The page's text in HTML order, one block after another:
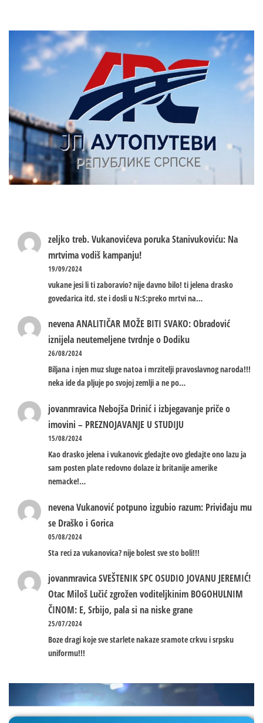
zeljko treb.Vukanovićeva poruka Stanivukoviću: Na
mrtvima vodiš kampanju!
19/09/2024
vukane jesi li ti zaboravio? nije davno bilo! ti jelena drasko
govedarica itd. ste i dosli u N:S:preko mrtvi na…
nevenaANALITIČAR MOŽE BITI SVAKO: Obradović
iznijela neutemeljene tvrdnje o Dodiku
26/08/2024
Biljana i njen muz sluge natoa i mrzitelji pravoslavnog naroda!!!
neka ide da pljuje po svojoj zemlji a ne po…
jovanmravica Nebojša Drinić i izbjegavanje priče o
imovini – PREZNOJAVANJE U STUDIJU
15/08/2024
Kao drasko jelena i vukanovic gledajte ovo gledajte ono lazu ja
sam posten plate redovno dolaze iz britanije amerike
nemacke!…
nevenaVukanović potpuno izgubio razum: Priviđaju mu
se Draško i Gorica
05/08/2024
Sta reci za vukanovica? nije bolest sve sto boli!!!
jovanmravicaSVEŠTENIK SPC OSUDIO JOVANU JEREMIĆ!
Otac Miloš Lučić zgrožen voditeljkinim BOGOHULNIM
ČINOM: E, Srbijo, pala si na niske grane
25/07/2024
Boze dragi koje sve starlete nakaze sramote crkvu i srpsku
uniformu!!!